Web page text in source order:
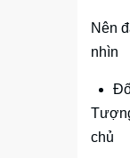
Nên
nhìn
chủ